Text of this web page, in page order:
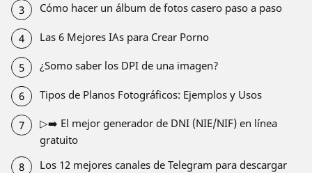
Cómo hacer un álbum de fotos casero paso a paso
Las 6 Mejores IAs para Crear Porno
¿Somo saber los DPI de una imagen?
Tipos de Planos Fotográficos: Ejemplos y Usos
▷➡️ El mejor generador de DNI (NIE/NIF) en línea
gratuito
Los 12 mejores canales de Telegram para descargar